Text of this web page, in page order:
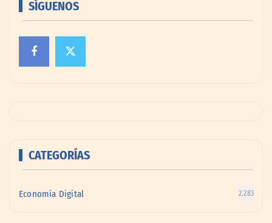
SÍGUENOS
CATEGORÍAS
Economía Digital 2.283